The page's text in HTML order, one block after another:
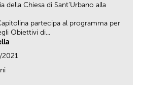
della Chiesa di Sant’Urbano alla
partecipa al programma per
Obiettivi di...